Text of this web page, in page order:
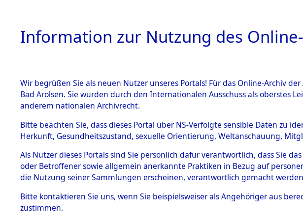
HOME BESTANDSBESCHREIBUNG
BESTÄNDE
Inhaftierungsdoku
mente
5. Verschiedenes
Todesmärsche
5.3.1 Alliierte
Auswertungen von
Todesopfer und
→0074 (84609260)
Information zur Nutzung des
Wir begrüßen Sie als neuen Nutzer unseres Portals! Für das Online-Archiv
Bad Arolsen. Sie wurden durch den Internationalen Ausschuss als oberstes
anderem nationalen Archivrecht.
Bitte beachten Sie, dass dieses Portal über NS-Verfolgte sensible Daten zu
Herkunft, Gesundheitszustand, sexuelle Orientierung, Weltanschauung,
Als Nutzer dieses Portals sind Sie persönlich dafür verantwortlich, dass Sie
oder Betroffener sowie allgemein anerkannte Praktiken in Bezug auf
die Nutzung seiner Sammlungen erscheinen, verantwortlich gemacht
Bitte kontaktieren Sie uns, wenn Sie beispielsweiser als Angehöriger aus
zustimmen.